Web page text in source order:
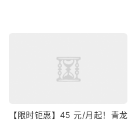
【限时钜惠】45 元/月起！青龙